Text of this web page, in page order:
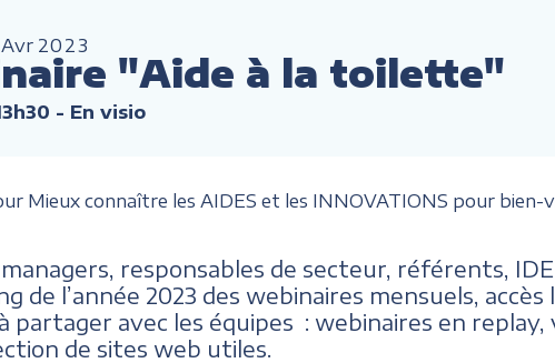
Avr 2023
"Aide à la toilette"
- En visio
Mieux connaître les AIDES et les INNOVATIONS pour bien-
managers, responsables de secteur, référents,
de l’année 2023 des webinaires mensuels,
partager avec les équipes : webinaires en
de sites web utiles.